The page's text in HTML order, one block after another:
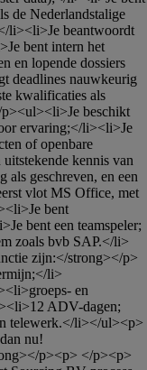
de Nederlandstalige
li><li>Je beantwoordt
bent intern het
en lopende dossiers
deadlines nauwkeurig
kwalificaties als
beschikt
ervaring;</li><li>Je
of openbare
kennis van
als geschreven, en een
vlot MS Office, met
bent
bent een teamspeler;
zoals bvb SAP.</li>
zijn:</strong></p>
li>
en
ADV-dagen;
telewerk.</li></ul><p>
nu!
p><p> </p><p>